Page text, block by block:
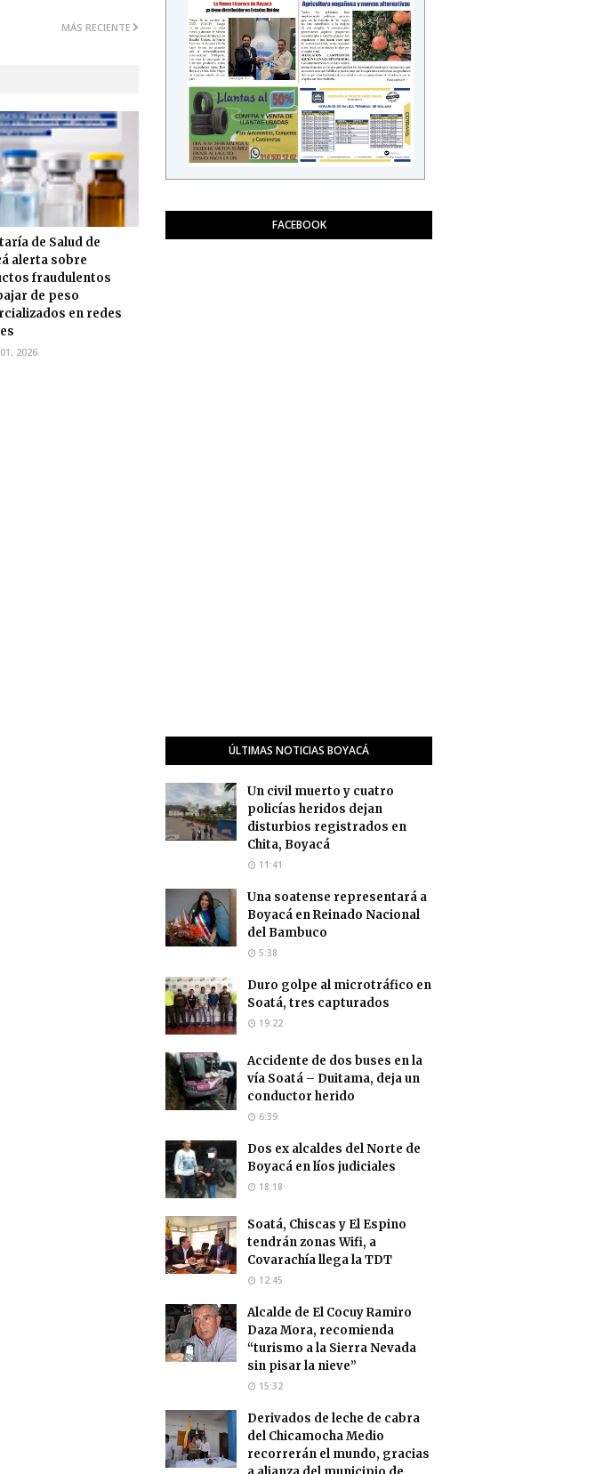
MÁS RECIENTE
de Salud de
alerta sobre
fraudulentos
de peso
en redes
2026
FACEBOOK
ÚLTIMAS NOTICIAS BOYACÁ
Un civil muerto y cuatro
policías heridos dejan
disturbios registrados en
Chita, Boyacá
11:41
Una soatense representará a
Boyacá en Reinado Nacional
del Bambuco
5:38
Duro golpe al microtráfico en
Soatá, tres capturados
19:22
Accidente de dos buses en la
vía Soatá – Duitama, deja un
conductor herido
6:39
Dos ex alcaldes del Norte de
Boyacá en líos judiciales
18:18
Soatá, Chiscas y El Espino
tendrán zonas Wifi, a
Covarachía llega la TDT
12:45
Alcalde de El Cocuy Ramiro
Daza Mora, recomienda
“turismo a la Sierra Nevada
sin pisar la nieve”
15:32
Derivados de leche de cabra
del Chicamocha Medio
recorrerán el mundo, gracias